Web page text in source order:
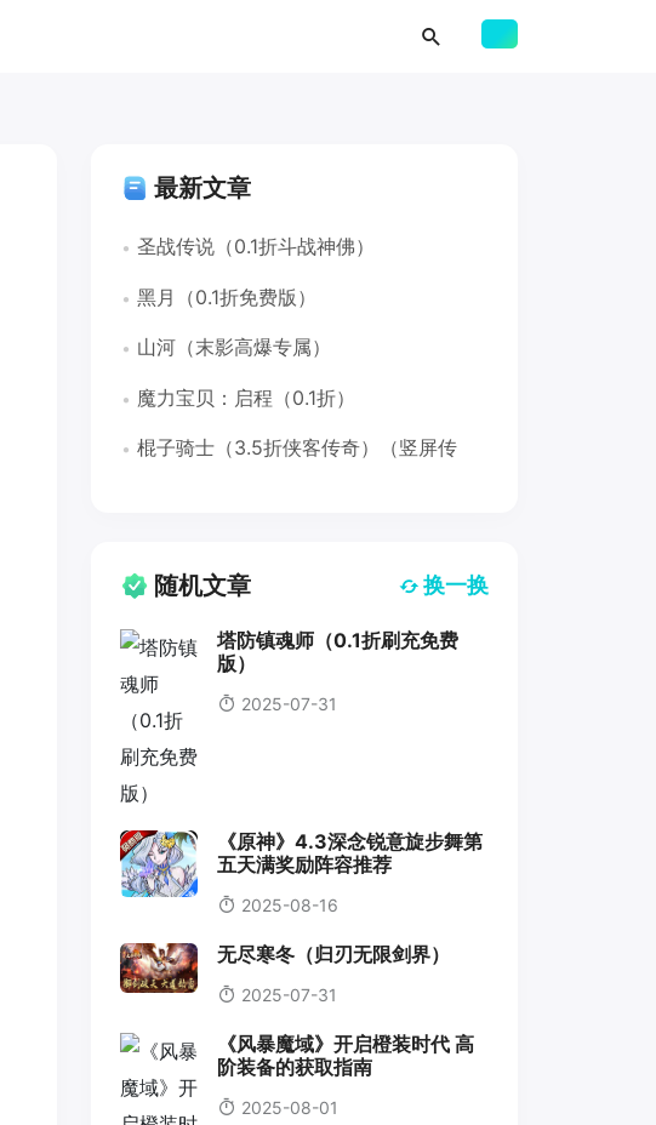
最新文章
圣战传说（0.1折斗战神佛）
黑月（0.1折免费版）
山河（末影高爆专属）
魔力宝贝：启程（0.1折）
棍子骑士（3.5折侠客传奇）（竖屏传
随机文章 换一换
塔防镇魂师（0.1折刷充免费
版）
2025-07-31
《原神》4.3深念锐意旋步舞第
五天满奖励阵容推荐
2025-08-16
无尽寒冬（归刃无限剑界）
2025-07-31
《风暴魔域》开启橙装时代 高
阶装备的获取指南
2025-08-01